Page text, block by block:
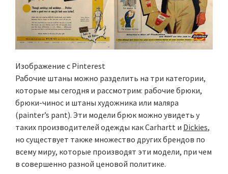
Изображение с Pinterest
Рабочие штаны можно разделить на три категории,
которые мы сегодня и рассмотрим: рабочие брюки,
брюки-чинос и штаны художника или маляра
(painter’s pant). Эти модели брюк можно увидеть у
таких производителей одежды как Carhartt и Dickies,
но существует также множество других брендов по
всему миру, которые производят эти модели, при чем
в совершенно разной ценовой политике.